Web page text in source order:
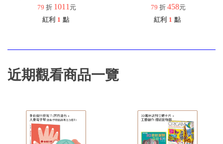
79 折 1011 元
紅利 1 點
79 折 458元
紅利 1 點
近期觀看商品一覽